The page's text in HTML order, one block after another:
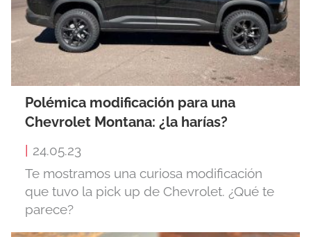
Polémica modificación para una
Chevrolet Montana: ¿la harías?
24.05.23
Te mostramos una curiosa modificación
que tuvo la pick up de Chevrolet. ¿Qué te
parece?